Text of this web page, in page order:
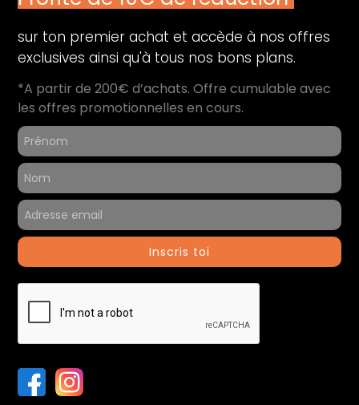
Type de stockage : SSD
Capacité de stockage (Go) : 512
Microphone : Oui
Périphériques
Thunderbolt 4 (USB-C) :
HDMI : 1
Lecteur de carte : SDXC
Informations générales
Contenu du coffret :
Chargeur
Référence du produit : 50960
sur ton premier achat et accède à nos offres
exclusives ainsi qu'à tous nos bons plans.
*A partir de 200€ d’achats. Offre cumulable avec
les offres promotionnelles en cours.
Inscris toi